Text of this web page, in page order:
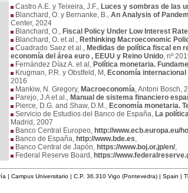
Castro A.E. y Teixeira, J.F., Luces y sombras de las
Blanchard, O. y Bernanke, B., An Analysis of
Center, 2024
Blanchard, O., Fiscal Policy Under Low Interest
Blanchard, O. et al., Rethinking Macroeconomic
Cuadrado Saez et al., Medidas de política fiscal en
economía del área euro , EEUU y Reino Unido, nº
Fernández Díaz A. et al, Política monetaria.
Krugman, P.R. y Obstfeld, M, Economía
2016
Mankiw, N. Gregory, Macroeconomía, Antoni Bosch,
Parejo, J.A et al., Manual de sistema financiero
Pierce, D.G. and Shaw, D.M., Economía monetaria.
Servicio de Estudios del Banco de España, La
Madrid, 2007
Banco Central Europeo, http://www.ecb.europa.eu/
Banco de España, http://www.bde.es,
Banco Central de Japón, https://www.boj.or.jp/en/,
Federal Reserve Board, https://
Universitario | C.P. 36.310 Vigo (Pontevedra) | Spain |